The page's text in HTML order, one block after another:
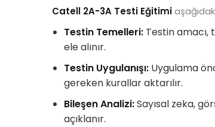
Catell 2A-3A Testi Eğitimi
Testin Temelleri: Testin amacı,
ele alınır.
Testin Uygulanışı: Uygulama
gereken kurallar aktarılır.
Bileşen Analizi:Sayısal zeka,
açıklanır.